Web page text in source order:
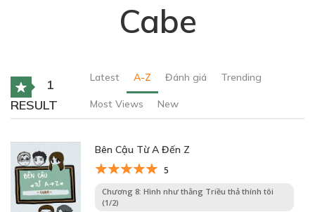
Cabe
1
RESULT
Latest A-Z Đánh giá Trending
Most Views New
Bên Cậu Từ A Đến Z
5
Chương 8: Hình như thằng Triều thả thính tôi
(1/2)